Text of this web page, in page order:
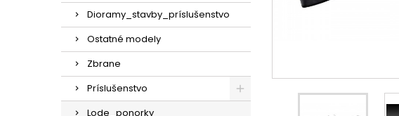
Dioramy_stavby_príslušenstvo
Ostatné modely
Zbrane
Príslušenstvo
Lode_ponorky